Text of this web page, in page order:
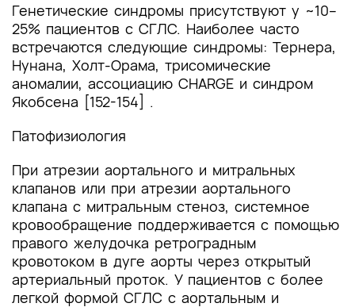
Генетические синдромы присутствуют у ~10–
25% пациентов с СГЛС. Наиболее часто
встречаются следующие синдромы: Тернера,
Нунана, Холт-Орама, трисомические
аномалии, ассоциацию CHARGE и синдром
Якобсена [152-154] .
Патофизиология
При атрезии аортального и митральных
клапанов или при атрезии аортального
клапана с митральным стеноз, системное
кровообращение поддерживается с помощью
правого желудочка ретроградным
кровотоком в дуге аорты через открытый
артериальный проток. У пациентов с более
легкой формой СГЛС с аортальным и